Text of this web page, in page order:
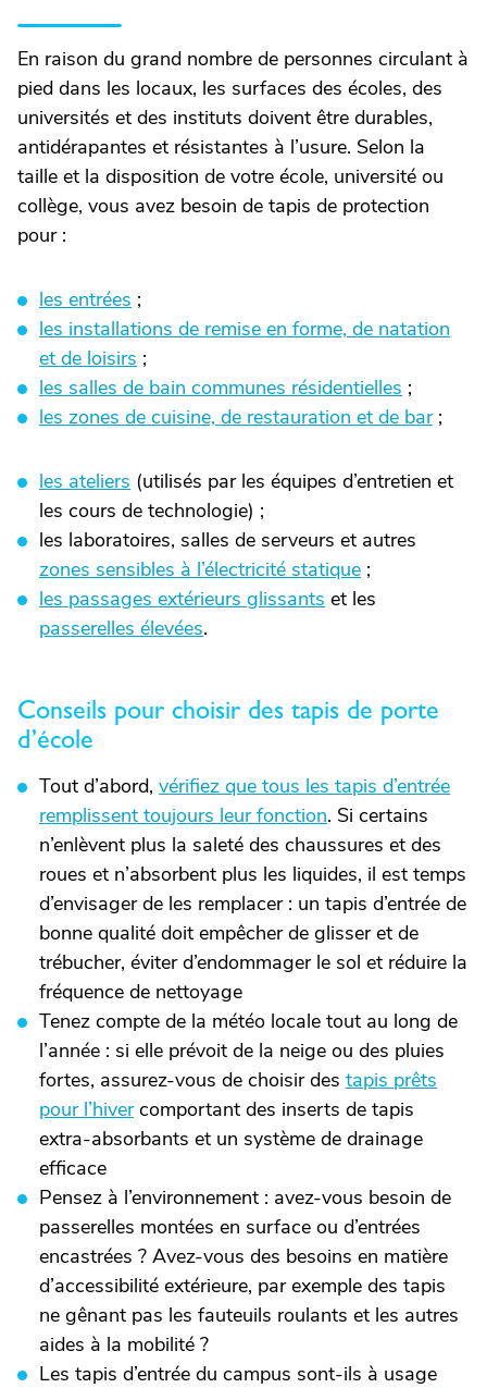
En raison du grand nombre de personnes circulant à
pied dans les locaux, les surfaces des écoles, des
universités et des instituts doivent être durables,
antidérapantes et résistantes à l’usure. Selon la
taille et la disposition de votre école, université ou
collège, vous avez besoin de tapis de protection
pour :
les entrées ;
les installations de remise en forme, de natation
et de loisirs ;
les salles de bain communes résidentielles ;
les zones de cuisine, de restauration et de bar;
les ateliers (utilisés par les équipes d’entretien et
les cours de technologie) ;
les laboratoires, salles de serveurs et autres
zones sensibles à l’électricité statique ;
les passages extérieurs glissants et les
passerelles élevées.
Conseils pour choisir des tapis de porte
d’école
Tout d’abord, vérifiez que tous les tapis d’entrée
remplissent toujours leur fonction. Si certains
n’enlèvent plus la saleté des chaussures et des
roues et n’absorbent plus les liquides, il est temps
d’envisager de les remplacer : un tapis d’entrée de
bonne qualité doit empêcher de glisser et de
trébucher, éviter d’endommager le sol et réduire la
fréquence de nettoyage
Tenez compte de la météo locale tout au long de
l’année : si elle prévoit de la neige ou des pluies
fortes, assurez-vous de choisir des tapis prêts
pour l’hivercomportant des inserts de tapis
extra-absorbants et un système de drainage
efficace
Pensez à l’environnement : avez-vous besoin de
passerelles montées en surface ou d’entrées
encastrées ? Avez-vous des besoins en matière
d’accessibilité extérieure, par exemple des tapis
ne gênant pas les fauteuils roulants et les autres
aides à la mobilité ?
Les tapis d’entrée du campus sont-ils à usage